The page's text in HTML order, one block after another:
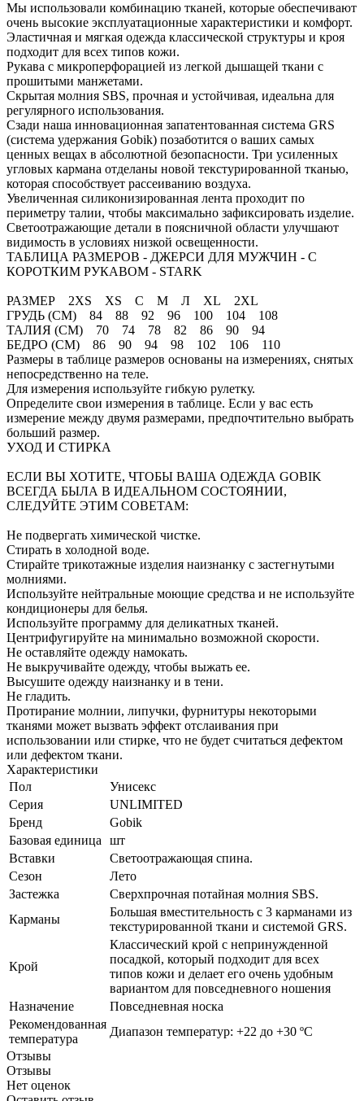
Мы использовали комбинацию тканей, которые обеспечивают
очень высокие эксплуатационные характеристики и комфорт.
Эластичная и мягкая одежда классической структуры и кроя
подходит для всех типов кожи.
Рукава с микроперфорацией из легкой дышащей ткани с
прошитыми манжетами.
Скрытая молния SBS, прочная и устойчивая, идеальна для
регулярного использования.
Сзади наша инновационная запатентованная система GRS
(система удержания Gobik) позаботится о ваших самых
ценных вещах в абсолютной безопасности. Три усиленных
угловых кармана отделаны новой текстурированной тканью,
которая способствует рассеиванию воздуха.
Увеличенная силиконизированная лента проходит по
периметру талии, чтобы максимально зафиксировать изделие.
Светоотражающие детали в поясничной области улучшают
видимость в условиях низкой освещенности.
ТАБЛИЦА РАЗМЕРОВ - ДЖЕРСИ ДЛЯ МУЖЧИН - С
КОРОТКИМ РУКАВОМ - STARK
РАЗМЕР 2XS XS С М Л XL 2XL
ГРУДЬ (СМ) 84 88 92 96 100 104 108
ТАЛИЯ (СМ) 70 74 78 82 86 90 94
БЕДРО (СМ) 86 90 94 98 102 106 110
Размеры в таблице размеров основаны на измерениях, снятых
непосредственно на теле.
Для измерения используйте гибкую рулетку.
Определите свои измерения в таблице. Если у вас есть
измерение между двумя размерами, предпочтительно выбрать
больший размер.
УХОД И СТИРКА
ЕСЛИ ВЫ ХОТИТЕ, ЧТОБЫ ВАША ОДЕЖДА GOBIK
ВСЕГДА БЫЛА В ИДЕАЛЬНОМ СОСТОЯНИИ,
СЛЕДУЙТЕ ЭТИМ СОВЕТАМ:
Не подвергать химической чистке.
Стирать в холодной воде.
Стирайте трикотажные изделия наизнанку с застегнутыми
молниями.
Используйте нейтральные моющие средства и не используйте
кондиционеры для белья.
Используйте программу для деликатных тканей.
Центрифугируйте на минимально возможной скорости.
Не оставляйте одежду намокать.
Не выкручивайте одежду, чтобы выжать ее.
Высушите одежду наизнанку и в тени.
Не гладить.
Протирание молнии, липучки, фурнитуры некоторыми
тканями может вызвать эффект отслаивания при
использовании или стирке, что не будет считаться дефектом
или дефектом ткани.
Характеристики
Пол
Унисекс
Серия
UNLIMITED
Бренд
Gobik
Базовая единица
шт
Вставки
Светоотражающая спина.
Сезон
Лето
Застежка
Сверхпрочная потайная молния SBS.
Карманы
Большая вместительность с 3 карманами из
текстурированной ткани и системой GRS.
Крой
Классический крой с непринужденной
посадкой, который подходит для всех
типов кожи и делает его очень удобным
вариантом для повседневного ношения
Назначение
Повседневная носка
Рекомендованная
температура
Диапазон температур: +22 до +30 ºC
Отзывы
Отзывы
Нет оценок